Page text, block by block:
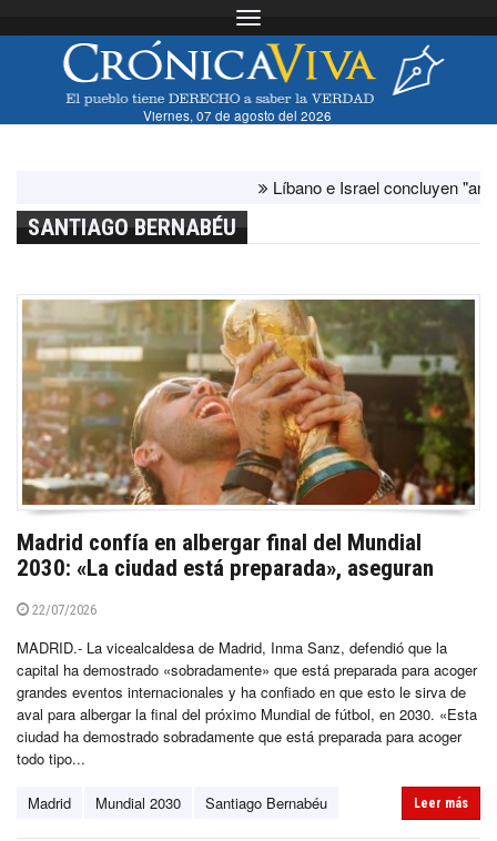
Toggle navigation
Viernes, 07 de agosto del 2026
Líbano e Israel concluyen "antes de
SANTIAGO BERNABÉU
Madrid confía en albergar final del Mundial
2030: «La ciudad está preparada», aseguran
22/07/2026
MADRID.- La vicealcaldesa de Madrid, Inma Sanz, defendió que la
capital ha demostrado «sobradamente» que está preparada para acoger
grandes eventos internacionales y ha confiado en que esto le sirva de
aval para albergar la final del próximo Mundial de fútbol, en 2030. «Esta
ciudad ha demostrado sobradamente que está preparada para acoger
todo tipo...
Madrid Mundial 2030 Santiago Bernabéu Leer más